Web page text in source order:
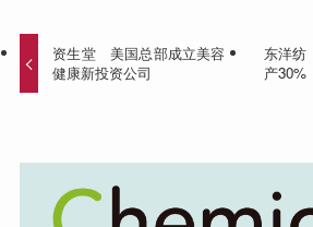
资生堂 美国总部成立美容
健康新投资公司
东洋
产30%